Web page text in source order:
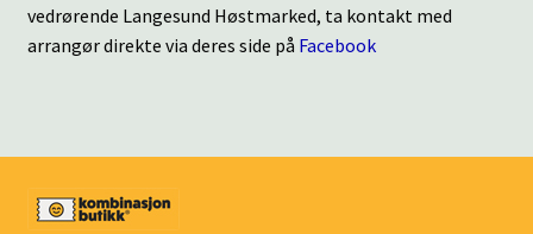
vedrørende Langesund Høstmarked, ta kontakt med
arrangør direkte via deres side på Facebook